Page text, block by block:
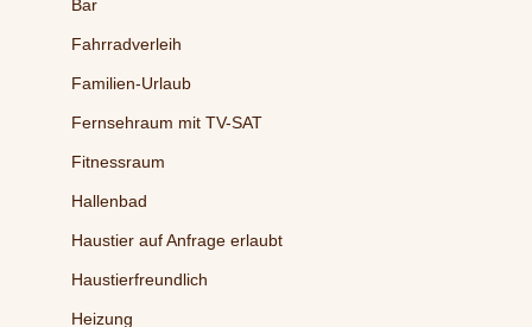
Bar
Fahrradverleih
Familien-Urlaub
Fernsehraum mit TV-SAT
Fitnessraum
Hallenbad
Haustier auf Anfrage erlaubt
Haustierfreundlich
Heizung